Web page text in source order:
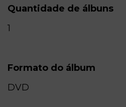
Quantidade de álbuns
1
Formato do álbum
DVD